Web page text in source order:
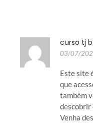
curso tj
03/07/
Este site
que
também
descobrir
Venha